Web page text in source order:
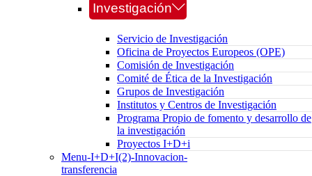
Investigación
Servicio de Investigación
Oficina de Proyectos Europeos (OPE)
Comisión de Investigación
Comité de Ética de la Investigación
Grupos de Investigación
Institutos y Centros de Investigación
Programa Propio de fomento y desarrollo de
la investigación
Proyectos I+D+i
Menu-I+D+I(2)-Innovacion-
transferencia